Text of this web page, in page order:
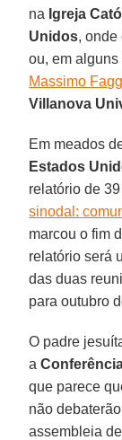
na Igreja
Unidos, onde
ou, em alguns
Massimo
Villanova
Em meados
Estados
relatório de
sinodal:
marcou o fim
relatório será
das duas
para outubro
O padre
a
que parece
não
assembleia